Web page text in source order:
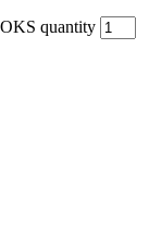
quantity